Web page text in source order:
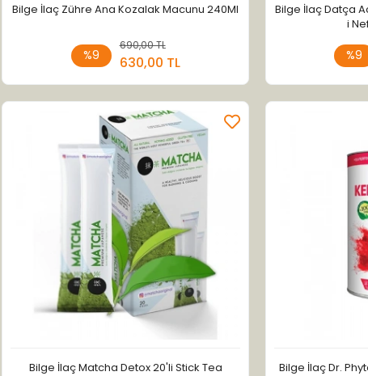
Bilge İlaç Zühre Ana Kozalak Macunu 240Ml
%9
690,00 TL
630,00 TL
Sepete Ekle
Bilge İlaç Datça
i
%9
Bilge İlaç Matcha Detox 20'li Stick Tea
Bilge İlaç Dr.